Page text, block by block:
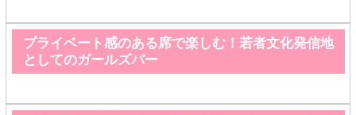
プライベート感のある席で楽しむ！若者文化発信地
としてのガールズバー